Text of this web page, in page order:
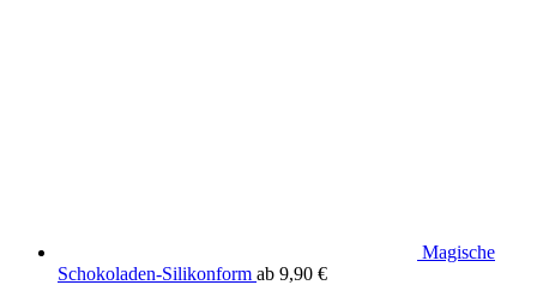
Magische
Schokoladen-Silikonform ab 9,90 €